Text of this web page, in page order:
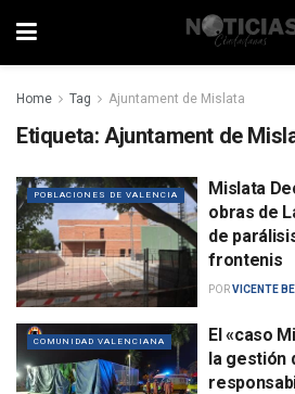
Home Tag Ajuntament de Mislata
Etiqueta: Ajuntament de
POBLACIONES DE VALENCIA
Mislata
obras de
de
frontenis
PORVICENTE
COMUNIDAD VALENCIANA
El «caso
la gestión